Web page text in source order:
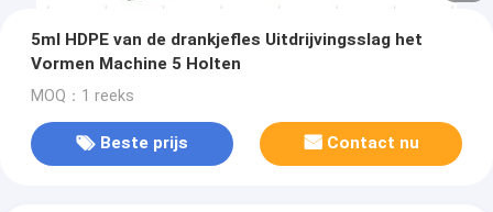
5ml HDPE van de drankjefles Uitdrijvingsslag het
Vormen Machine 5 Holten
MOQ：1 reeks
Beste prijs Contact nu